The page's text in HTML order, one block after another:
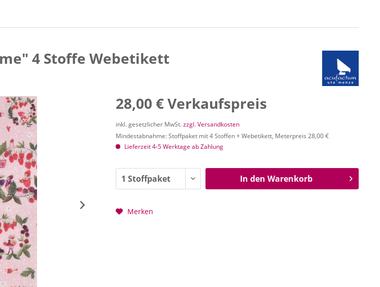
4 Stoffe Webetikett
28,00 € Verkaufspreis
inkl. gesetzlicher MwSt.zzgl. Versandkosten
Mindestabnahme: Stoffpaket mit 4 Stoffen + Webetikett, Meterpreis 28,00 €
Lieferzeit 4-5 Werktage ab Zahlung
In den Warenkorb
Merken